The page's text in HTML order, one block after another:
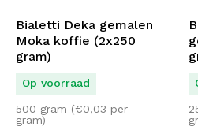
Bialetti Deka gemalen
Moka koffie (2x250
gram)
Op voorraad
500 gram (€0,03 per
gram)